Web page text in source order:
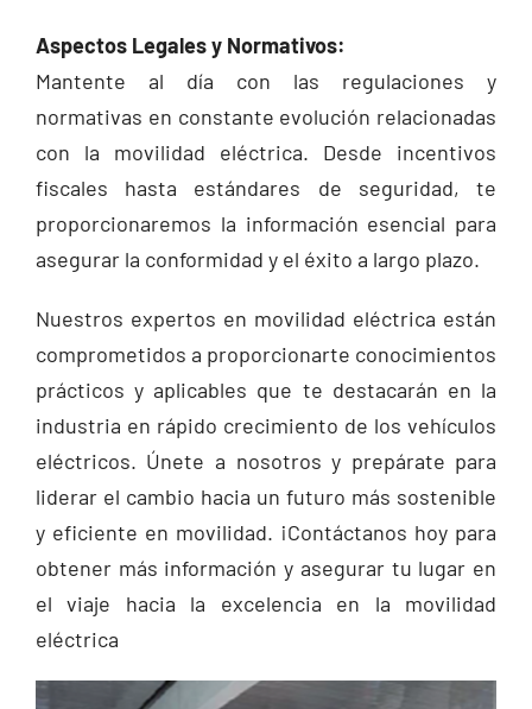
Aspectos Legales y Normativos:
Mantente al día con las regulaciones y
normativas en constante evolución relacionadas
con la movilidad eléctrica. Desde incentivos
fiscales hasta estándares de seguridad, te
proporcionaremos la información esencial para
asegurar la conformidad y el éxito a largo plazo.
Nuestros expertos en movilidad eléctrica están
comprometidos a proporcionarte conocimientos
prácticos y aplicables que te destacarán en la
industria en rápido crecimiento de los vehículos
eléctricos. Únete a nosotros y prepárate para
liderar el cambio hacia un futuro más sostenible
y eficiente en movilidad. ¡Contáctanos hoy para
obtener más información y asegurar tu lugar en
el viaje hacia la excelencia en la movilidad
eléctrica